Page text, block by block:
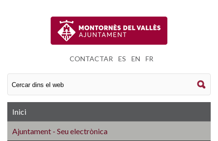
CONTACTAR ES EN FR
Inici
Ajuntament - Seu electrònica